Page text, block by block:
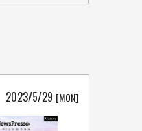
2023/5/29 [MON]